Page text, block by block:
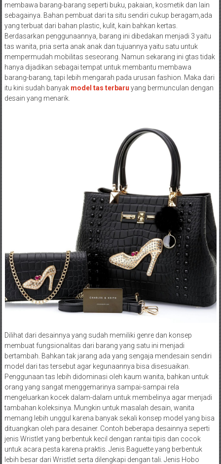
membawa barang-barang seperti buku, pakaian, kosmetik dan lain
sebagainya. Bahan pembuat dari ta situ sendiri cukup beragam,ada
yang terbuat dari bahan plastic, kulit, kain bahkan kertas.
Berdasarkan penggunaannya, barang ini dibedakan menjadi 3 yaitu
tas wanita, pria serta anak anak dan tujuannya yaitu satu untuk
mempermudah mobilitas seseorang. Namun sekarang ini gtas tidak
hanya dijadikan sebagai tempat untuk membantu membawa
barang-barang, tapi lebih mengarah pada urusan fashion. Maka dari
itu kini sudah banyak model tas terbaru yang bermunculan dengan
desain yang menarik.
Dilihat dari desainnya yang sudah memiliki genre dan konsep
membuat fungsionalitas dari barang yang satu ini menjadi
bertambah. Bahkan tak jarang ada yang sengaja mendesain sendiri
model dari tas tersebut agar kegunaannya bisa disesuaikan.
Penggunaan tas lebih didominasi oleh kaum wanita, bahkan untuk
orang yang sangat menggemarinya sampai-sampai rela
mengeluarkan kocek dalam-dalam untuk membelinya agar menjadi
tambahan koleksinya. Mungkin untuk masalah desain, wanita
memang lebih unggul karena banyak sekali konsep model yang bisa
dituangkan oleh para desainer. Contoh beberapa desainnya seperti
jenis Wristlet yang berbentuk kecil dengan rantai tipis dan cocok
untuk acara pesta karena praktis. Jenis Baguette yang berbentuk
lebih besar dari Wristlet serta dilengkapi dengan tali. Jenis Hobo